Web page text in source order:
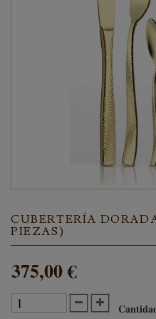
CUBERTERÍA
PIEZAS)
375,00 €